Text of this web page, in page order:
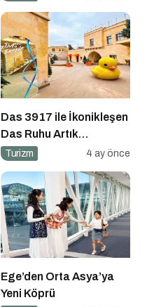
Das 3917 ile İkonikleşen
Das Ruhu Artık
Kapadokya’da
Turizm 4 ay önce
Ege’den Orta Asya’ya
Yeni Köprü